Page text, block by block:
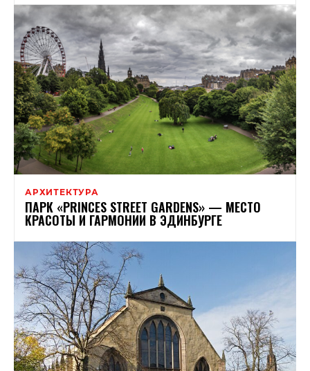
АРХИТЕКТУРА
ПАРК «PRINCES STREET GARDENS» — МЕСТО
КРАСОТЫ И ГАРМОНИИ В ЭДИНБУРГЕ